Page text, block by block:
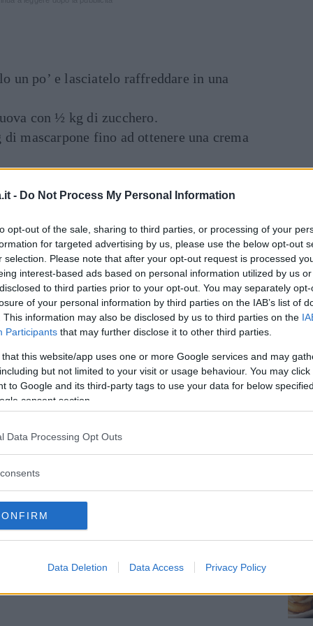
- Do Not Process My Personal Information
opt-out of the sale, sharing to third parties, or processing of your
for targeted advertising by us, please use the below opt-out
selection. Please note that after your opt-out request is processed
interest-based ads based on personal information utilized by us
to third parties prior to your opt-out. You may separately
of your personal information by third parties on the IAB’s list of
This information may also be disclosed by us to third parties on the
Participants that may further disclose it to other third parties.
that this website/app uses one or more Google services and may
but not limited to your visit or usage behaviour. You may
to Google and its third-party tags to use your data for below
consent section.
Data Processing Opt Outs
Data Deletion Data Access Privacy Policy
un po’ e lasciatelo raffreddare in una
con ½ kg di zucchero.
mascarpone fino ad ottenere una crema
il caffè, senza inzupparli troppo.
o circolare, secondo i gusti e la
crema.
dei restanti savoiardi bagnati con il caffè
la rimanente crema di mascarpone.
del cacao amaro in polvere.
di servire.
ad occasioni speciali. Naturalmente
che parteciperanno alla degustazione